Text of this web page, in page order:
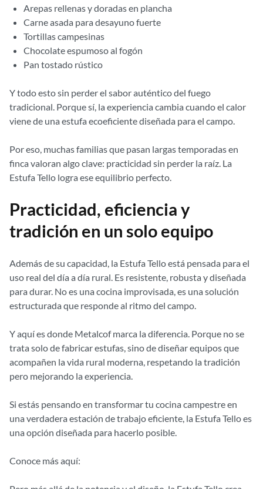
Arepas rellenas y doradas en plancha
Carne asada para desayuno fuerte
Tortillas campesinas
Chocolate espumoso al fogón
Pan tostado rústico
Y todo esto sin perder el sabor auténtico del fuego
tradicional. Porque sí, la experiencia cambia cuando el calor
viene de una estufa ecoeficiente diseñada para el campo.
Por eso, muchas familias que pasan largas temporadas en
finca valoran algo clave: practicidad sin perder la raíz. La
Estufa Tello logra ese equilibrio perfecto.
Practicidad, eficiencia y
tradición en un solo equipo
Además de su capacidad, la Estufa Tello está pensada para el
uso real del día a día rural. Es resistente, robusta y diseñada
para durar. No es una cocina improvisada, es una solución
estructurada que responde al ritmo del campo.
Y aquí es donde Metalcof marca la diferencia. Porque no se
trata solo de fabricar estufas, sino de diseñar equipos que
acompañen la vida rural moderna, respetando la tradición
pero mejorando la experiencia.
Si estás pensando en transformar tu cocina campestre en
una verdadera estación de trabajo eficiente, la Estufa Tello es
una opción diseñada para hacerlo posible.
Conoce más aquí: